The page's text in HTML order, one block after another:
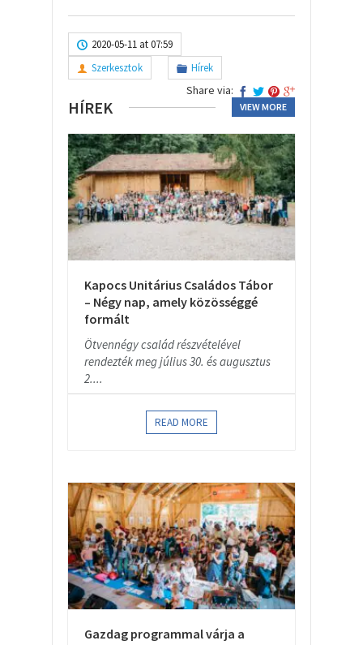
2020-05-11 at 07:59
Szerkesztok
Hírek
Share via:
HÍREK VIEW MORE
Kapocs Unitárius Családos Tábor
– Négy nap, amely közösséggé
formált
Ötvennégy család részvételével
rendezték meg július 30. és augusztus
2....
READ MORE
Gazdag programmal várja a